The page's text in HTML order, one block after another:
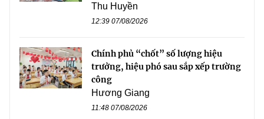
Thu Huyền
12:39 07/08/2026
Chính phủ “chốt” số lượng hiệu
trưởng, hiệu phó sau sắp xếp trường
công
Hương Giang
11:48 07/08/2026